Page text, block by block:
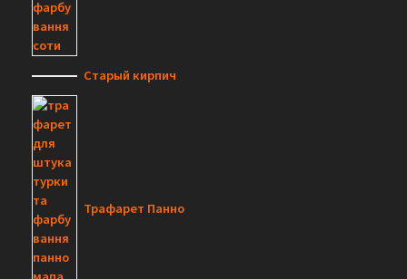
Старый кирпич
Трафарет Панно